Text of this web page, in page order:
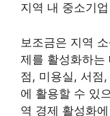
지역 내 중소기
보조금은 지역
제를 활성화하는
점, 미용실, 서점
에 활용할 수 있
역 경제 활성화